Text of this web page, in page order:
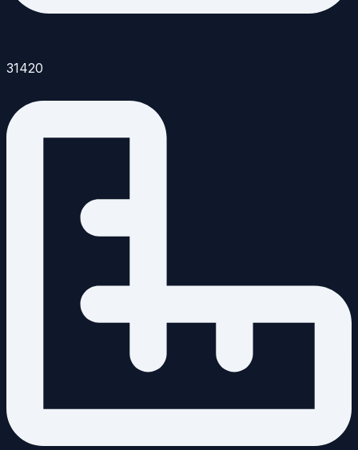
31420